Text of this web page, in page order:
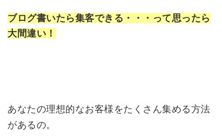
ブログ書いたら集客できる・・・って思ったら
大間違い！
あなたの理想的なお客様をたくさん集める方法
があるの。